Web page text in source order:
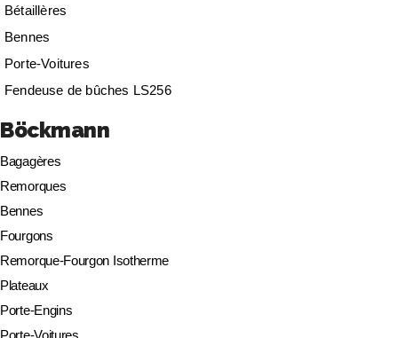
Bétaillères
Bennes
Porte-Voitures
Fendeuse de bûches LS256
Böckmann
Bagagères
Remorques
Bennes
Fourgons
Remorque-Fourgon Isotherme
Plateaux
Porte-Engins
Porte-Voitures